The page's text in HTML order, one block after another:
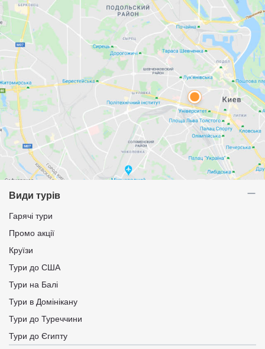
Види турів
Гарячі тури
Промо акції
Круїзи
Тури до США
Тури на Балі
Тури в Домінікану
Тури до Туреччини
Тури до Єгипту